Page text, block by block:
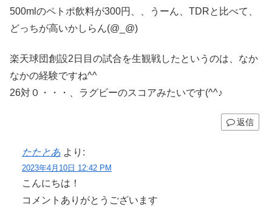
500mlのペトポ飲料が300円、、うーん、TDRと比べて、
どっちが高いかしらん(@_@)
楽天球団創設2日目の試合を生観戦したというのは、なか
なかの経験ですね^^
26対０・・・、ラグビーのスコアみたいです(^^♪
返信
たたとあ より:
2023年4月10日 12:42 PM
こんにちは！
コメントありがとうございます